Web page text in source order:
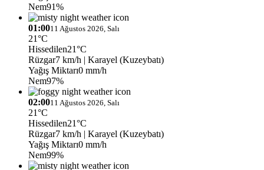
Nem91%
01:0011 Ağustos 2026, Salı
21°C
Hissedilen21°C
Rüzgar7 km/h | Karayel (Kuzeybatı)
Yağış Miktarı0 mm/h
Nem97%
02:0011 Ağustos 2026, Salı
21°C
Hissedilen21°C
Rüzgar7 km/h | Karayel (Kuzeybatı)
Yağış Miktarı0 mm/h
Nem99%